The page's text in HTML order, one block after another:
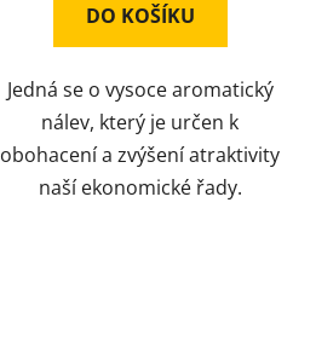
DO KOŠÍKU
Jedná se o vysoce aromatický
nálev, který je určen k
obohacení a zvýšení atraktivity
naší ekonomické řady.